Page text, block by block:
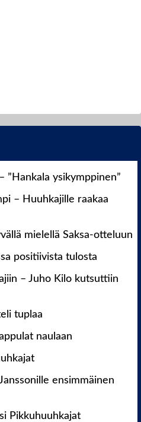
”Hankala ysikymppinen”
– Huuhkajille raakaa
mielellä Saksa-otteluun
positiivista tulosta
– Juho Kilo kutsuttiin
tuplaa
naulaan
ensimmäinen
Pikkuhuuhkajat